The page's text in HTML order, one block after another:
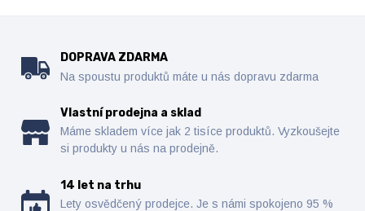
DOPRAVA ZDARMA
Na spoustu produktů máte u nás dopravu zdarma
Vlastní prodejna a sklad
Máme skladem více jak 2 tisíce produktů. Vyzkoušejte
si produkty u nás na prodejně.
14 let na trhu
Lety osvědčený prodejce. Je s námi spokojeno 95 %